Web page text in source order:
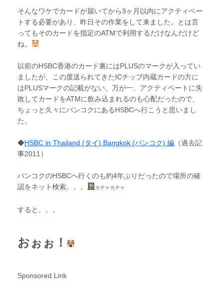
そんなワケでカードが届いてから3ヶ月以内にアクティベー
トする必要があり、昨日その作業をして来ました。とは言
ってもそのカードを指定のATMで利用するだけなんだけど
ね。
以前のHSBC香港のカード裏にはPLUSのマークが入ってい
ましたが、この度送られてきたICチップ内蔵カードの方に
はPLUSマークの記載がない。万が一、アクティベートに失
敗してカードをATMに飲み込まれるのも心配だったので、
ちょっと久々にバンコクにあるHSBCへ行こうと思いまし
た。
◆HSBC in Thailand (タイ) Bangkok (バンコク) 編 （過去記
事2011）
バンコクのHSBCへ行くのも約4年ぶりだったので場所の確
認をネット検索。。。
カチャカチャ
すると。。。
おぉぉ！
Sponsored Link